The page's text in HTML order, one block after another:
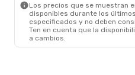
Los precios que se muestran
disponibles durante los
especificados y no deben
Ten en cuenta que la
a cambios.